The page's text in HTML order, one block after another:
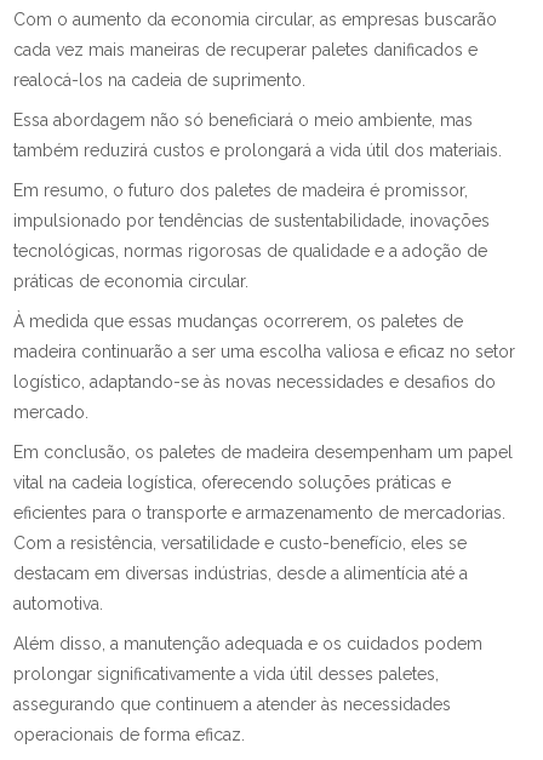
Com o aumento da economia circular, as empresas buscarão
cada vez mais maneiras de recuperar paletes danificados e
realocá-los na cadeia de suprimento.
Essa abordagem não só beneficiará o meio ambiente, mas
também reduzirá custos e prolongará a vida útil dos materiais.
Em resumo, o futuro dos paletes de madeira é promissor,
impulsionado por tendências de sustentabilidade, inovações
tecnológicas, normas rigorosas de qualidade e a adoção de
práticas de economia circular.
À medida que essas mudanças ocorrerem, os paletes de
madeira continuarão a ser uma escolha valiosa e eficaz no setor
logístico, adaptando-se às novas necessidades e desafios do
mercado.
Em conclusão, os paletes de madeira desempenham um papel
vital na cadeia logística, oferecendo soluções práticas e
eficientes para o transporte e armazenamento de mercadorias.
Com a resistência, versatilidade e custo-benefício, eles se
destacam em diversas indústrias, desde a alimentícia até a
automotiva.
Além disso, a manutenção adequada e os cuidados podem
prolongar significativamente a vida útil desses paletes,
assegurando que continuem a atender às necessidades
operacionais de forma eficaz.